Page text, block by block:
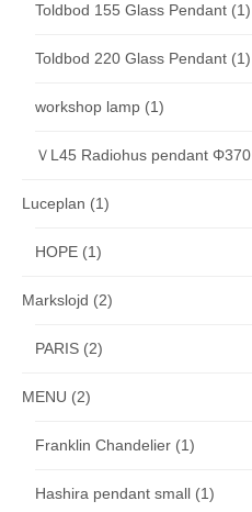
Toldbod 155 Glass Pendant (1)
Toldbod 220 Glass Pendant (1)
workshop lamp (1)
ＶL45 Radiohus pendant Φ370
Luceplan (1)
HOPE (1)
Markslojd (2)
PARIS (2)
MENU (2)
Franklin Chandelier (1)
Hashira pendant small (1)